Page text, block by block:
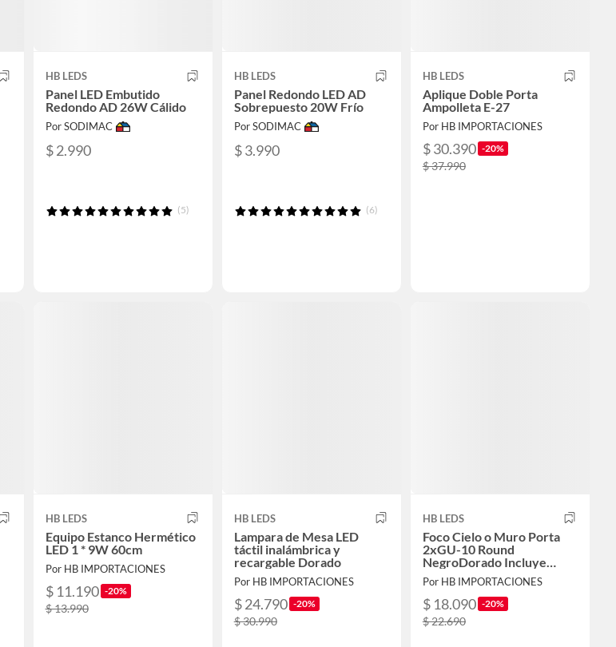
HB LEDS
Panel LED Embutido
Redondo AD 26W Cálido
Por SODIMAC
$ 2.990
(5)
HB LEDS
Panel Redondo LED AD
Sobrepuesto 20W Frío
Por SODIMAC
$ 3.990
(6)
HB LEDS
Aplique Doble Porta
Ampolleta E-27
Por HB IMPORTACIONES
$ 30.390 -20%
$ 37.990
HB LEDS
Equipo Estanco Hermético
LED 1 * 9W 60cm
Por HB IMPORTACIONES
$ 11.190 -20%
$ 13.990
HB LEDS
Lampara de Mesa LED
táctil inalámbrica y
recargable Dorado
Por HB IMPORTACIONES
$ 24.790 -20%
$ 30.990
HB LEDS
Foco Cielo o Muro Porta
2xGU-10 Round
NegroDorado Incluye
Ampolleta
Por HB IMPORTACIONES
$ 18.090 -20%
$ 22.690